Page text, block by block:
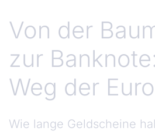
Von der
zur
Weg der
Wie lange Geldscheine